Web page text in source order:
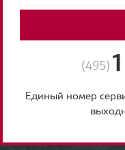
(495)
Единый номер